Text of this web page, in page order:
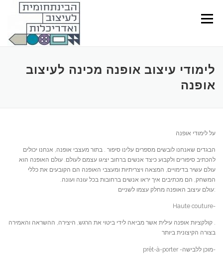
content
Menu
לימודי עיצוב אופנה מכינה לעיצוב
אופנה
על לימודי אופנה
הבגדים שאנחנו לובשים מספרים עלינו סיפור . בתור מעצבי אופנה, אנחנו יכולים
להכתיב סיפורים ולקבוע כיצד אנשים ברחוב יציגו עצמם לעולם. עולם האופנה הוא
עולם עשיר בדימויים, המצאה ויצריתיות ומעצבי האופנה הם הקובעים את כללי
המשחק, הם מכתיבים איך יראו אנשים ברחובות בכל עונה ועונה.
:עולם עיצוב האופנה מחלק עצמו לשניים
-Haute couture
. קולקציות אופנה עילית אשר מביאה לידי ביטוי את הרגש, היצירה, ההשראה והאמירה
בצורה הקיצונית ביותר
-מוכן ללבישה- prêt-à-porter